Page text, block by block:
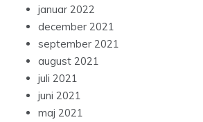
januar 2022
december 2021
september 2021
august 2021
juli 2021
juni 2021
maj 2021